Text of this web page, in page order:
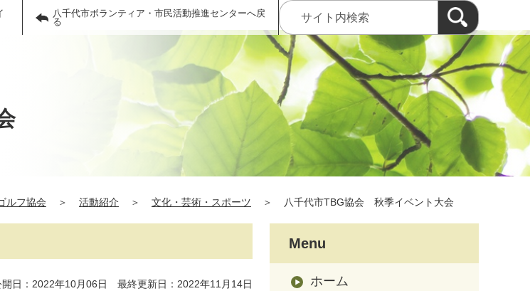
八千代市ボランティア・市民活動推進センターへ戻
る
ルフ協会 ＞ 活動紹介 ＞ 文化・芸術・スポーツ ＞ 八千代市TBG協会 秋季イベント大会
開日：2022年10月06日 最終更新日：2022年11月14日
Menu
ホーム